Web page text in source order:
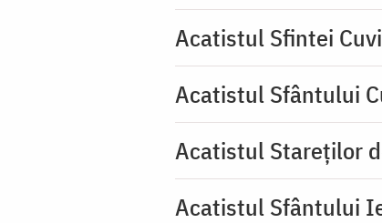
Acatistul Sfintei
Acatistul Sfântului
Acatistul Stareţilor
Acatistul Sfântului